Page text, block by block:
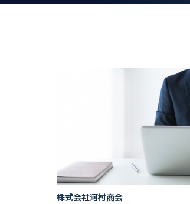
株式会社河村商会